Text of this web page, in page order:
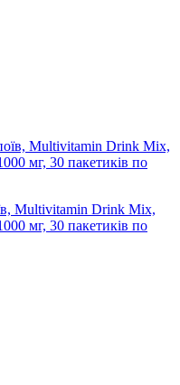
Multivitamin Drink Mix,
мг, 30 пакетиків по